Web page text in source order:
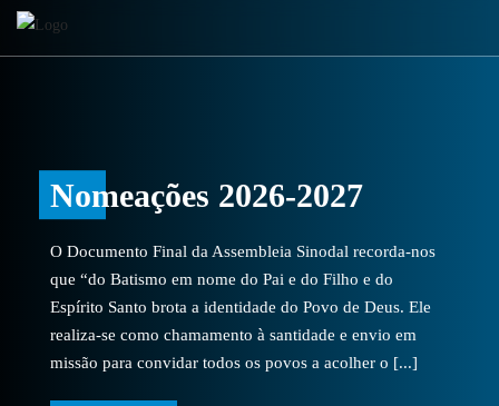
Nomeações 2026-2027
O Documento Final da Assembleia Sinodal recorda-nos
que “do Batismo em nome do Pai e do Filho e do
Espírito Santo brota a identidade do Povo de Deus. Ele
realiza-se como chamamento à santidade e envio em
missão para convidar todos os povos a acolher o [...]